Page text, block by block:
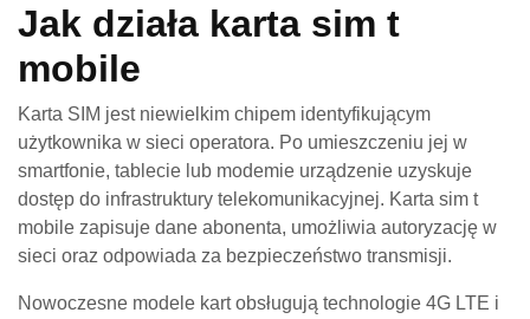
Jak działa karta sim t
mobile
Karta SIM jest niewielkim chipem identyfikującym
użytkownika w sieci operatora. Po umieszczeniu jej w
smartfonie, tablecie lub modemie urządzenie uzyskuje
dostęp do infrastruktury telekomunikacyjnej. Karta sim t
mobile zapisuje dane abonenta, umożliwia autoryzację w
sieci oraz odpowiada za bezpieczeństwo transmisji.
Nowoczesne modele kart obsługują technologie 4G LTE i